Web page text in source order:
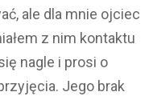
ale dla mnie ojciec
z nim kontaktu
nagle i prosi o
Jego brak